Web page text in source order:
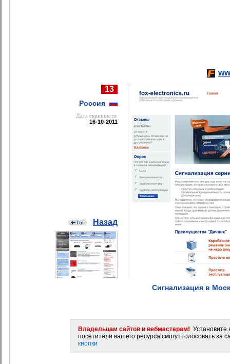
13
Россия
Дата cкриншота:
16-10-2011
Назад
Сигнализация в
Владельцам сайтов и вебмастерам! Установите
посетители вашего ресурса смогут голосовать за
кнопки